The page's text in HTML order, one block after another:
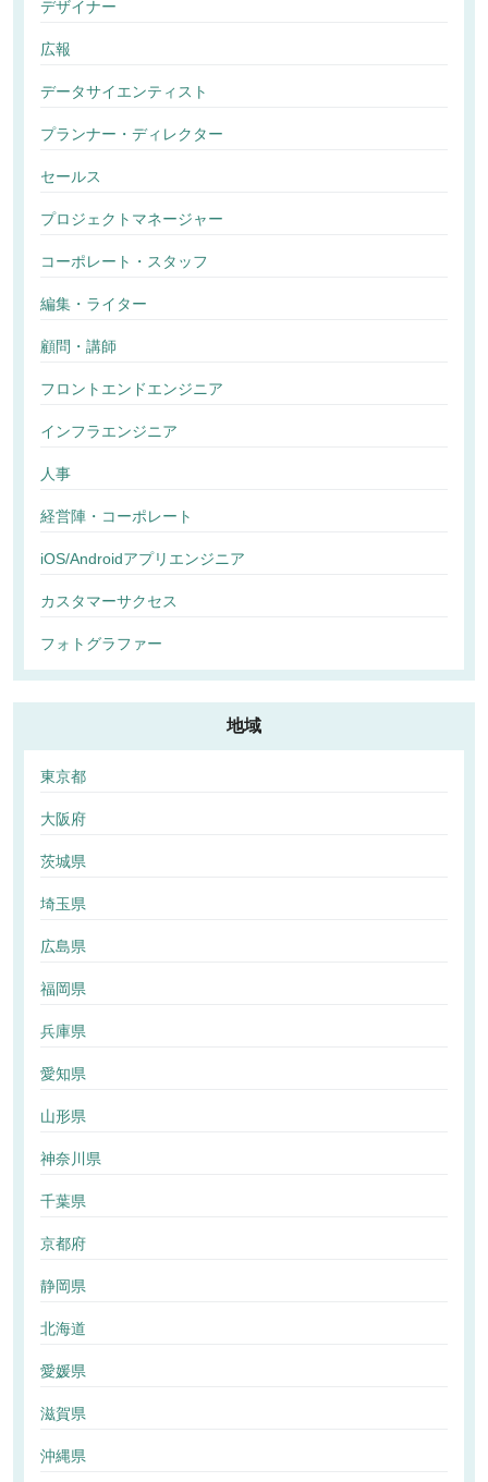
デザイナー
広報
データサイエンティスト
プランナー・ディレクター
セールス
プロジェクトマネージャー
コーポレート・スタッフ
編集・ライター
顧問・講師
フロントエンドエンジニア
インフラエンジニア
人事
経営陣・コーポレート
iOS/Androidアプリエンジニア
カスタマーサクセス
フォトグラファー
地域
東京都
大阪府
茨城県
埼玉県
広島県
福岡県
兵庫県
愛知県
山形県
神奈川県
千葉県
京都府
静岡県
北海道
愛媛県
滋賀県
沖縄県